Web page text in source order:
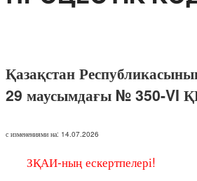
Қазақстан
29 маусымдағы № 350-VI
с изменениями на: 14.07.2026
ЗҚАИ-ның ескертпелері!